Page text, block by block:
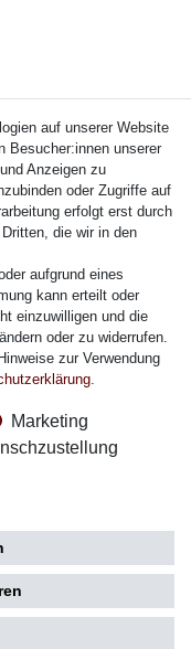
auf unserer Website
Besucher:innen unserer
Anzeigen zu
oder Zugriffe auf
erfolgt erst durch
die wir in den
aufgrund eines
kann erteilt oder
einzuwilligen und die
oder zu widerrufen.
zur Verwendung
Marketing